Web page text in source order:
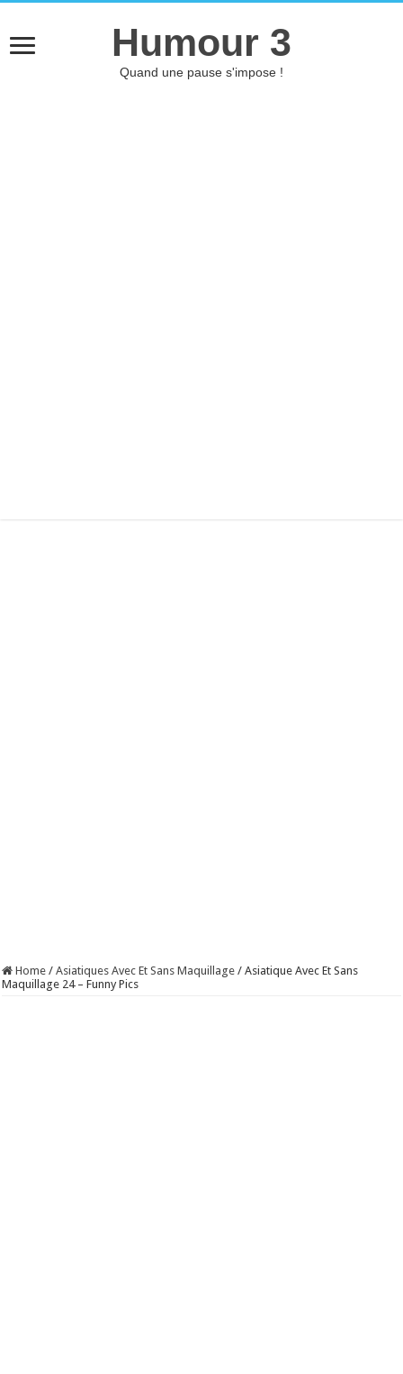
Humour 3
Quand une pause s'impose !
Home / Asiatiques Avec Et Sans Maquillage / Asiatique Avec Et Sans
Maquillage 24 – Funny Pics